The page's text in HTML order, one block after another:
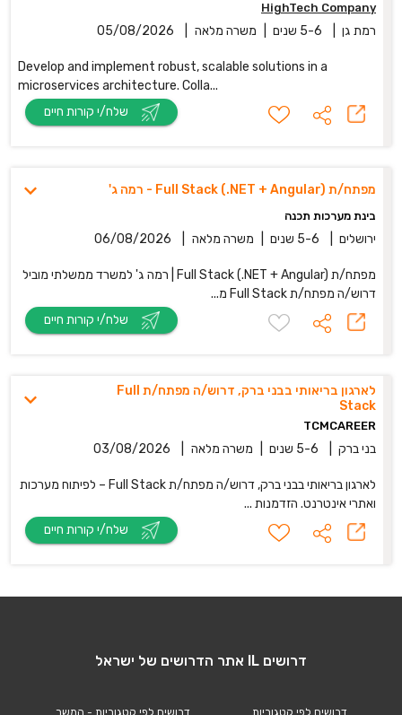
HighTech Company
רמת גן 5-6 שנים משרה מלאה 05/08/2026
Develop and implement robust, scalable solutions in a
microservices architecture. Colla...
מפתח/ת Full Stack (.NET + Angular) - רמה ג'
בינת מערכות תכנה
ירושלים 5-6 שנים משרה מלאה 06/08/2026
מפתח/ת Full Stack (.NET + Angular) | רמה ג' למשרד ממשלתי מוביל
דרוש/ה מפתח/ת Full Stack מ...
לארגון בריאותי בבני ברק, דרוש/ה מפתח/ת Full
Stack
TCMCAREER
בני ברק 5-6 שנים משרה מלאה 03/08/2026
לארגון בריאותי בבני ברק, דרוש/ה מפתח/ת Full Stack – לפיתוח מערכות
ואתרי אינטרנט. הזדמנות ...
דרושים IL אתר הדרושים של ישראל
דרושים לפי קטגוריות
דרושים לפי קטגוריות - המשך